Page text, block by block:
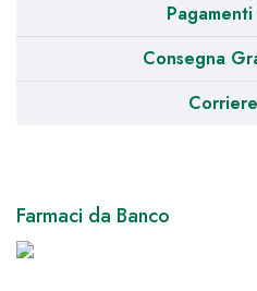
Consegna
Farmaci da Banco